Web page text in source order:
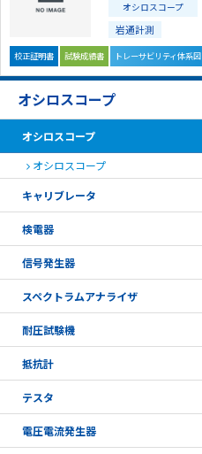
オシロスコープ
岩通計測
校正証明書 試験成績書 トレーサビリティ体系図
オシロスコープ
オシロスコープ
オシロスコープ
キャリブレータ
検電器
信号発生器
スペクトラムアナライザ
耐圧試験機
抵抗計
テスタ
電圧電流発生器